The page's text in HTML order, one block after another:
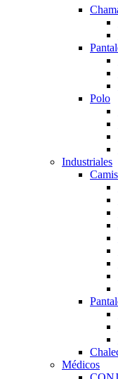
Polo
Industriales
Médicos